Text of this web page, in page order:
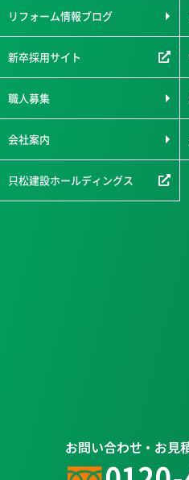
リフォーム情報ブログ
新卒採用サイト
職人募集
会社案内
只松建設ホールディングス
お問い合わせ・お見